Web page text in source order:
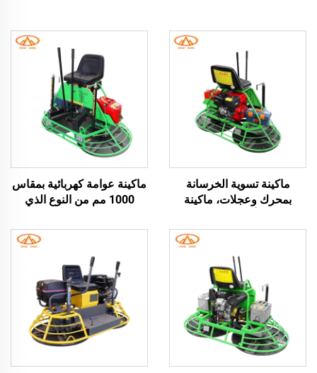
ماكينة تسوية الخرسانة
بمحرك وعجلات، ماكينة
بنظام الجلوس والقيادة، تعمل
بالبنزين، سعر جيد لصناعة
البناء
ماكينة عوامة كهربائية بمقاس
1000 مم من النوع الذي
كهربائية بمقعد قيادة، ماكينة
تشطيب خرسانية آلية بمقعد
قيادة، ماكينة تشطيب
خرسانية آلية عالية الأداء